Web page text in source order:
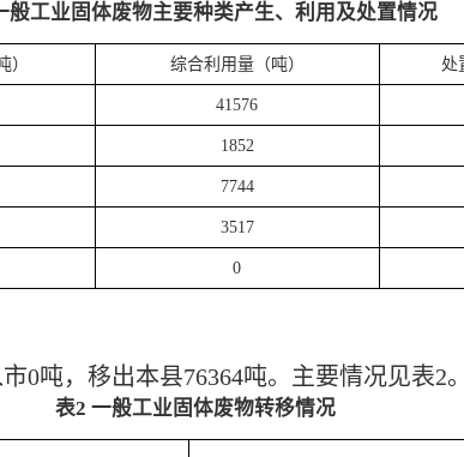
般工业固体废物主要种类产生、利用及处置情况
） 综合利用量（吨） 处
41576
1852
7744
3517
0
0吨，移出本县76364吨。主要情况见表2
表2 一般工业固体废物转移情况